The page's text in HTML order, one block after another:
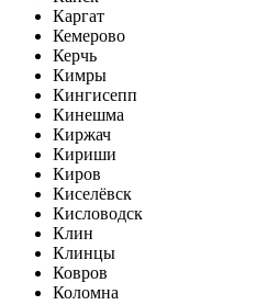
Каргат
Кемерово
Керчь
Кимры
Кингисепп
Кинешма
Киржач
Кириши
Киров
Киселёвск
Кисловодск
Клин
Клинцы
Ковров
Коломна